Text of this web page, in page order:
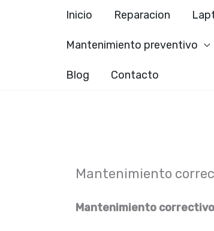
Inicio Reparacion
Mantenimiento preventivo
Blog Contacto
Mantenimiento
Mantenimiento